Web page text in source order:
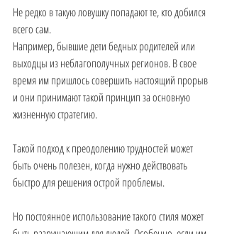
Не редко в такую ловушку попадают те, кто добился
всего сам.
Например, бывшие дети бедных родителей или
выходцы из неблагополучных регионов. В свое
время им пришлось совершить настоящий прорыв
и они принимают такой принцип за основную
жизненную стратегию.
Такой подход к преодолению трудностей может
быть очень полезен, когда нужно действовать
быстро для решения острой проблемы.
Но постоянное использование такого стиля может